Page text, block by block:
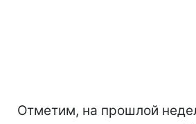
Отметим, на прошлой